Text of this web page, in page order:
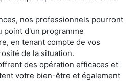
nos professionnels pourront
point d'un programme
en tenant compte de vos
de la situation.
des opération efficaces et
votre bien-être et également